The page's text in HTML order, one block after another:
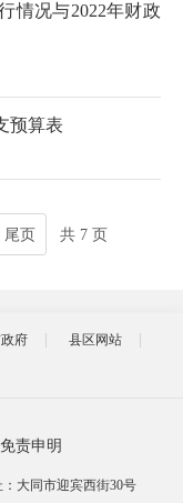
情况与2022年财政
预算表
尾页 共 7 页
府
县区网站
免责申明
：大同市迎宾西街30号